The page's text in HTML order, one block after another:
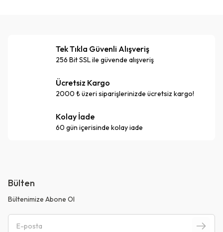
Tek Tıkla Güvenli Alışveriş
256 Bit SSL ile güvende alışveriş
Ücretsiz Kargo
2000 ₺ üzeri siparişlerinizde ücretsiz kargo!
Kolay İade
60 gün içerisinde kolay iade
Bülten
Bültenimize Abone Ol